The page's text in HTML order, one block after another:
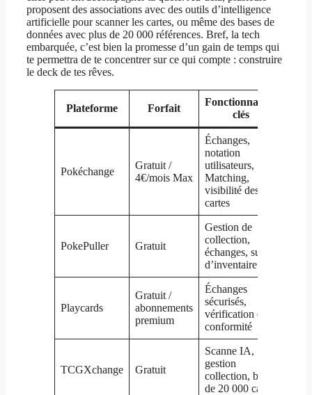
proposent des associations avec des outils d’intelligence
artificielle pour scanner les cartes, ou même des bases de
données avec plus de 20 000 références. Bref, la tech
embarquée, c’est bien la promesse d’un gain de temps qui
te permettra de te concentrer sur ce qui compte : construire
le deck de tes rêves.
Plateforme Forfait
Fonctionnalités
clés
Pokéchange
Gratuit /
4€/mois Max
Échanges,
notation
utilisateurs,
Matching,
visibilité des
cartes
PokePuller Gratuit
Gestion de
collection,
échanges, suivi
d’inventaire
Playcards
Gratuit /
abonnements
premium
Échanges
sécurisés,
vérification de
conformité
TCGXchange Gratuit
Scanne IA,
gestion
collection, base
de 20 000 cartes